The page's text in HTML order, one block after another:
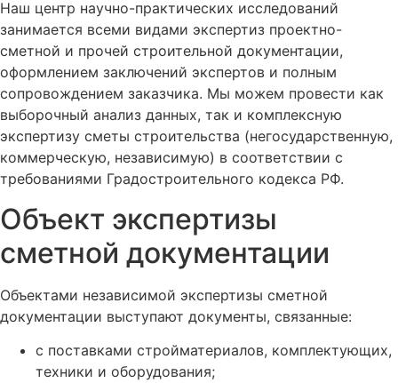
Наш центр научно-практических исследований
занимается всеми видами экспертиз проектно-
сметной и прочей строительной документации,
оформлением заключений экспертов и полным
сопровождением заказчика. Мы можем провести как
выборочный анализ данных, так и комплексную
экспертизу сметы строительства (негосударственную,
коммерческую, независимую) в соответствии с
требованиями Градостроительного кодекса РФ.
Объект экспертизы
сметной документации
Объектами независимой экспертизы сметной
документации выступают документы, связанные:
с поставками стройматериалов, комплектующих,
техники и оборудования;